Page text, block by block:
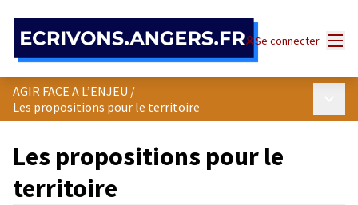
Se connecter
AGIR FACE A L’ENJEU /
Les propositions pour le territoire
Les propositions pour le
territoire